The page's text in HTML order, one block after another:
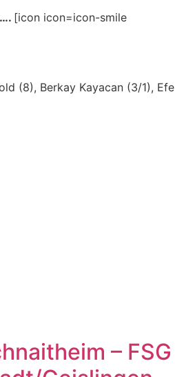
[icon icon=icon-smile
(8), Berkay Kayacan (3/1), Efe
– FSG